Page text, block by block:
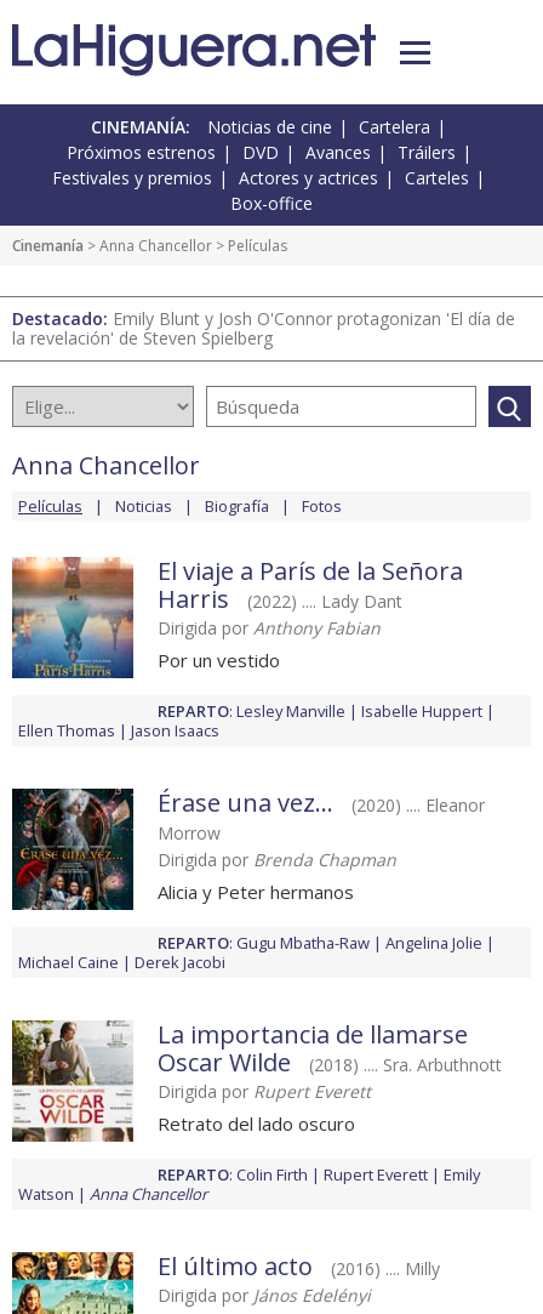
CINEMANÍA: Noticias de cine
Cartelera
Próximos estrenos
DVD Avances
Tráilers
Festivales y premios
Actores y actrices
Carteles
Box-office
Cinemanía >Anna Chancellor > Películas
Destacado: Emily Blunt y Josh O'Connor protagonizan 'El día de
la revelación' de Steven Spielberg
Anna Chancellor
Películas Noticias Biografía Fotos
El viaje a París de la Señora
Harris
(2022) .... Lady Dant
Dirigida por Anthony Fabian
Por un vestido
REPARTO: Lesley Manville
Isabelle Huppert
Ellen Thomas
Jason Isaacs
Érase una vez...
(2020) .... Eleanor
Morrow
Dirigida por Brenda Chapman
Alicia y Peter hermanos
REPARTO: Gugu Mbatha-Raw
Angelina Jolie
Michael Caine
Derek Jacobi
La importancia de llamarse
Oscar Wilde
(2018) .... Sra. Arbuthnott
Dirigida por Rupert Everett
Retrato del lado oscuro
REPARTO: Colin Firth Rupert Everett
Emily
Watson
Anna Chancellor
El último acto
(2016) .... Milly
Dirigida por János Edelényi